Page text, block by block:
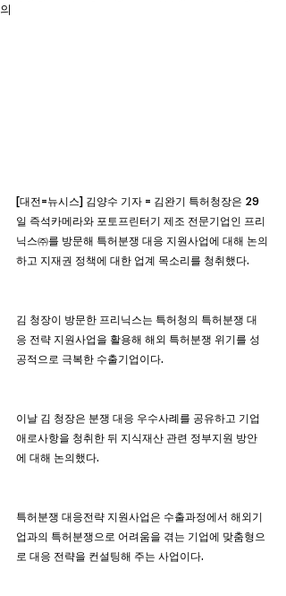
의
[대전=뉴시스] 김양수 기자 = 김완기 특허청장은 29
일 즉석카메라와 포토프린터기 제조 전문기업인 프리
닉스㈜를 방문해 특허분쟁 대응 지원사업에 대해 논의
하고 지재권 정책에 대한 업계 목소리를 청취했다.
김 청장이 방문한 프리닉스는 특허청의 특허분쟁 대
응 전략 지원사업을 활용해 해외 특허분쟁 위기를 성
공적으로 극복한 수출기업이다.
이날 김 청장은 분쟁 대응 우수사례를 공유하고 기업
애로사항을 청취한 뒤 지식재산 관련 정부지원 방안
에 대해 논의했다.
특허분쟁 대응전략 지원사업은 수출과정에서 해외기
업과의 특허분쟁으로 어려움을 겪는 기업에 맞춤형으
로 대응 전략을 컨설팅해 주는 사업이다.